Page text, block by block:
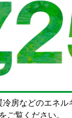
房などのエネ
をご覧ください。